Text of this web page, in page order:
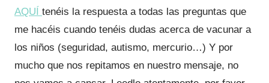
AQUÍ tenéis la respuesta a todas las preguntas que
me hacéis cuando tenéis dudas acerca de vacunar a
los niños (seguridad, autismo, mercurio…) Y por
mucho que nos repitamos en nuestro mensaje, no